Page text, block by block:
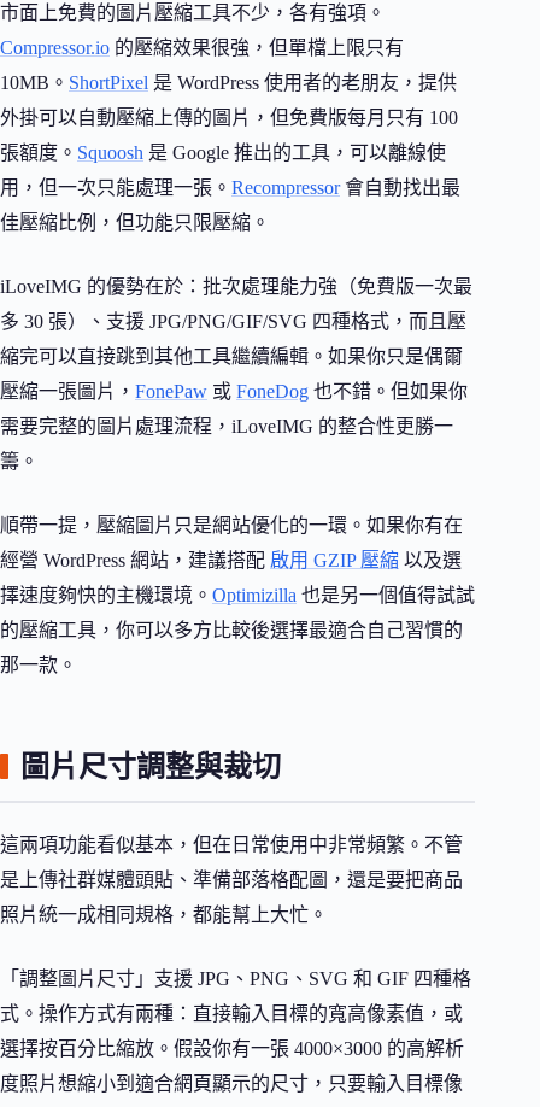
市面上免費的圖片壓縮工具不少，各有強項。
Compressor.io 的壓縮效果很強，但單檔上限只有
10MB。 ShortPixel 是 WordPress 使用者的老朋友，提供
外掛可以自動壓縮上傳的圖片，但免費版每月只有 100
張額度。 Squoosh 是 Google 推出的工具，可以離線使
用，但一次只能處理一張。 Recompressor會自動找出最
佳壓縮比例，但功能只限壓縮。
iLoveIMG 的優勢在於：批次處理能力強（免費版一次最
多 30 張）、支援 JPG/PNG/GIF/SVG 四種格式，而且壓
縮完可以直接跳到其他工具繼續編輯。如果你只是偶爾
壓縮一張圖片， FonePaw 或 FoneDog 也不錯。但如果你
需要完整的圖片處理流程，iLoveIMG 的整合性更勝一
籌。
順帶一提，壓縮圖片只是網站優化的一環。如果你有在
經營 WordPress 網站，建議搭配 啟用 GZIP 壓縮 以及選
擇速度夠快的主機環境。 Optimizilla 也是另一個值得試試
的壓縮工具，你可以多方比較後選擇最適合自己習慣的
那一款。
圖片尺寸調整與裁切
這兩項功能看似基本，但在日常使用中非常頻繁。不管
是上傳社群媒體頭貼、準備部落格配圖，還是要把商品
照片統一成相同規格，都能幫上大忙。
「調整圖片尺寸」支援 JPG、PNG、SVG 和 GIF 四種格
式。操作方式有兩種：直接輸入目標的寬高像素值，或
選擇按百分比縮放。假設你有一張 4000×3000 的高解析
度照片想縮小到適合網頁顯示的尺寸，只要輸入目標像